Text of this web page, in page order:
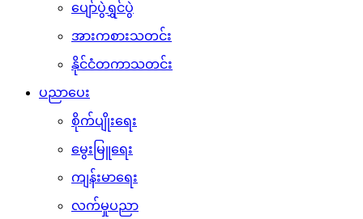
ပျော်ပွဲရွှင်ပွဲ
အားကစားသတင်း
နိုင်ငံတကာသတင်း
ပညာပေး
စိုက်ပျိုးရေး
မွေးမြူရေး
ကျန်းမာရေး
လက်မှုပညာ